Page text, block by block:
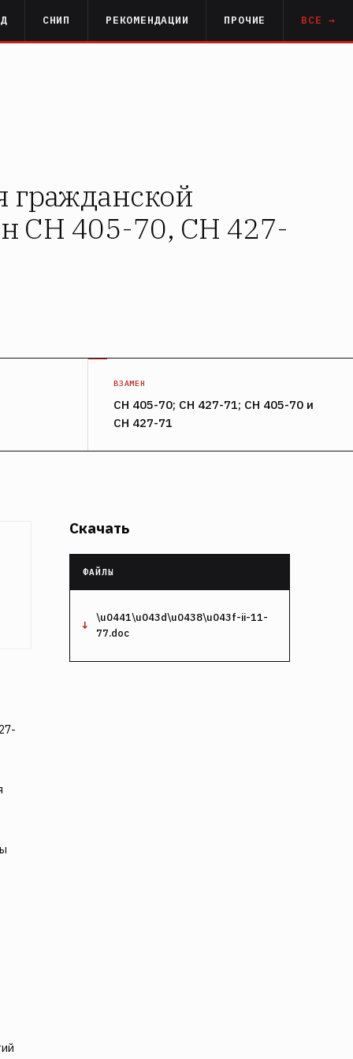
СНИП РЕКОМЕНДАЦИИ ПРОЧИЕ ВСЕ →
СН 405-70, СН 427-
ВЗАМЕН
СН 405-70; СН 427-71; СН 405-70 и
СН 427-71
Скачать
\u0441\u043d\u0438\u043f-ii-11-
77.doc